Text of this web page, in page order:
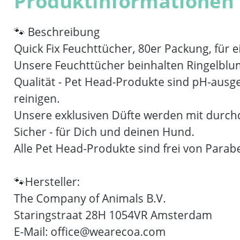
🐾 Beschreibung
Quick Fix Feuchttücher, 80er Packung,
Unsere Feuchttücher beinhalten
Qualität - Pet Head-Produkte sind pH-
reinigen.
Unsere exklusiven Düfte werden mit
Sicher - für Dich und deinen Hund.
Alle Pet Head-Produkte sind frei von
🐾Hersteller:
The Company of Animals B.V.
Staringstraat 28H 1054VR Amsterdam
E-Mail: office@wearecoa.com